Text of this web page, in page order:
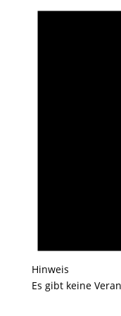
Hinweis
Es gibt keine